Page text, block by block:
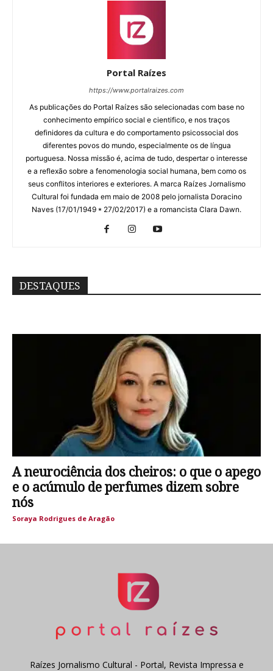
Portal Raízes
https://www.portalraizes.com
As publicações do Portal Raízes são selecionadas com base no
conhecimento empírico social e cientifico, e nos traços
definidores da cultura e do comportamento psicossocial dos
diferentes povos do mundo, especialmente os de língua
portuguesa. Nossa missão é, acima de tudo, despertar o interesse
e a reflexão sobre a fenomenologia social humana, bem como os
seus conflitos interiores e exteriores. A marca Raízes Jornalismo
Cultural foi fundada em maio de 2008 pelo jornalista Doracino
Naves (17/01/1949 * 27/02/2017) e a romancista Clara Dawn.
DESTAQUES
A neurociência dos cheiros: o que o apego
e o acúmulo de perfumes dizem sobre
nós
Soraya Rodrigues de Aragão
Raízes Jornalismo Cultural - Portal, Revista Impressa e